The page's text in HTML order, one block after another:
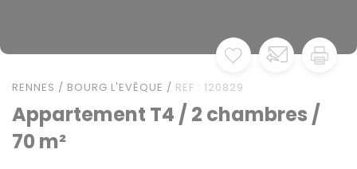
RENNES / BOURG L'EVÊQUE / REF : 120829
Appartement T4 / 2 chambres /
70 m²